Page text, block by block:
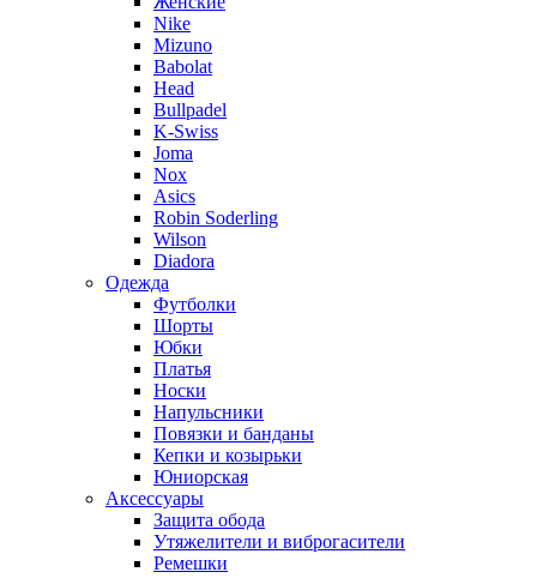
Nike
Mizuno
Babolat
Head
Bullpadel
K-Swiss
Joma
Nox
Asics
Robin Soderling
Wilson
Diadora
Одежда
Футболки
Шорты
Юбки
Платья
Носки
Напульсники
Повязки и банданы
Кепки и козырьки
Юниорская
Аксессуары
Защита обода
Утяжелители и виброгасители
Ремешки